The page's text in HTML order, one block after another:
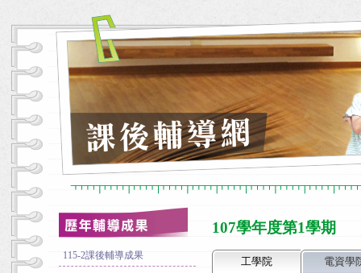
115-2課後輔導成果
107學年度第1學期
工學院 電資學